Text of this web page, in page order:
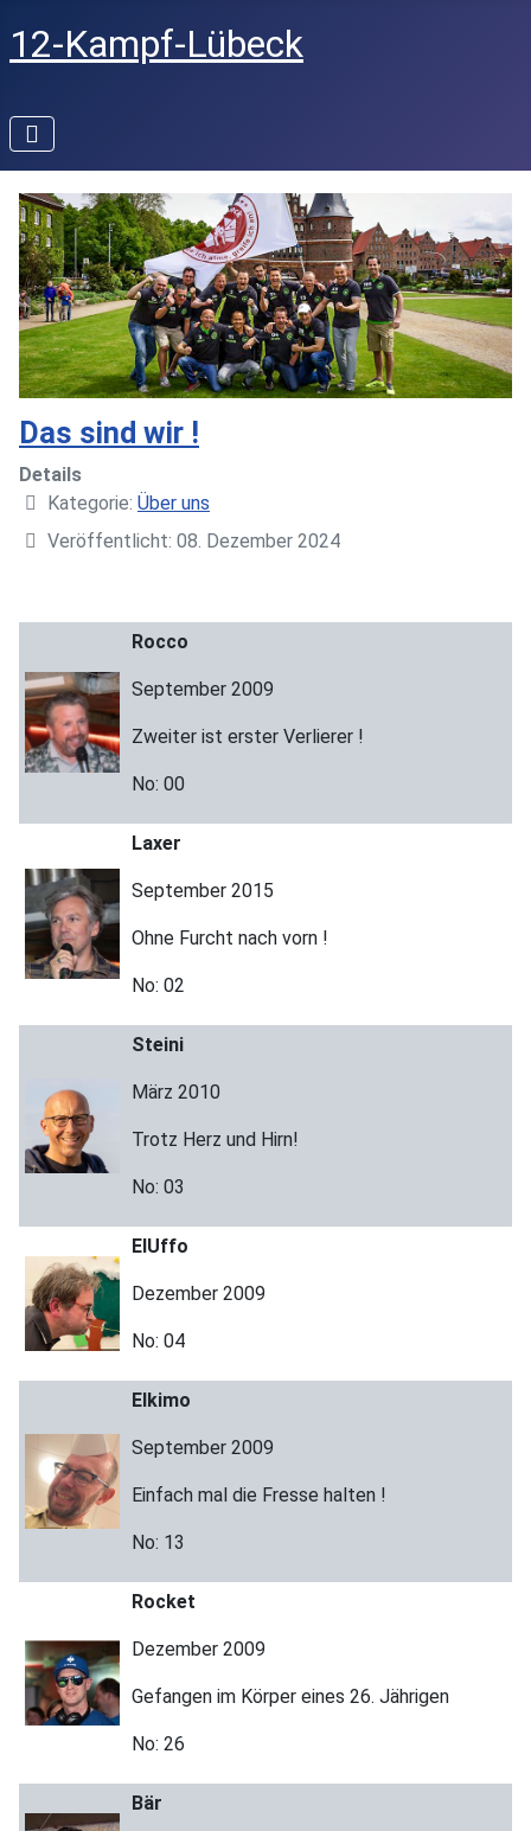
12-Kampf-Lübeck
Das sind wir !
Details
Kategorie: Über uns
Veröffentlicht: 08. Dezember 2024
Rocco
September 2009
Zweiter ist erster Verlierer !
No: 00
Laxer
September 2015
Ohne Furcht nach vorn !
No: 02
Steini
März 2010
Trotz Herz und Hirn!
No: 03
ElUffo
Dezember 2009
No: 04
Elkimo
September 2009
Einfach mal die Fresse halten !
No: 13
Rocket
Dezember 2009
Gefangen im Körper eines 26. Jährigen
No: 26
Bär